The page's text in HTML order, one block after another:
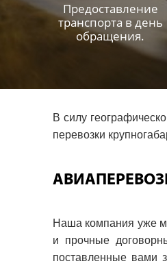
Предоставление
транспорта в день
обращения.
В силу
перевозки
Наша компания уже
и прочные
поставленные вами